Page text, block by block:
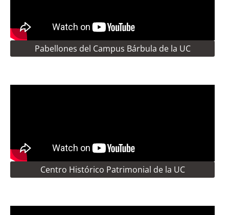
Pabellones del Campus Bárbula de la UC
Centro Histórico Patrimonial de la UC